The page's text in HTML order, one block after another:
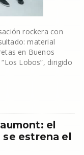
rockera con
material
en Buenos
Lobos”, dirigido
el
se estrena el